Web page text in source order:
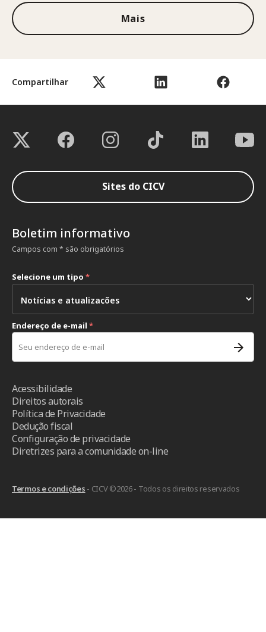
Compartilhar
Mais
Sites do CICV
Boletim informativo
Campos com * são obrigatórios
Selecione um tipo *
Endereço de e-mail *
Acessibilidade
Direitos autorais
Política de Privacidade
Dedução fiscal
Configuração de privacidade
Diretrizes para a comunidade on-line
Termos e condições - CICV ©2026 - Todos os direitos reservados